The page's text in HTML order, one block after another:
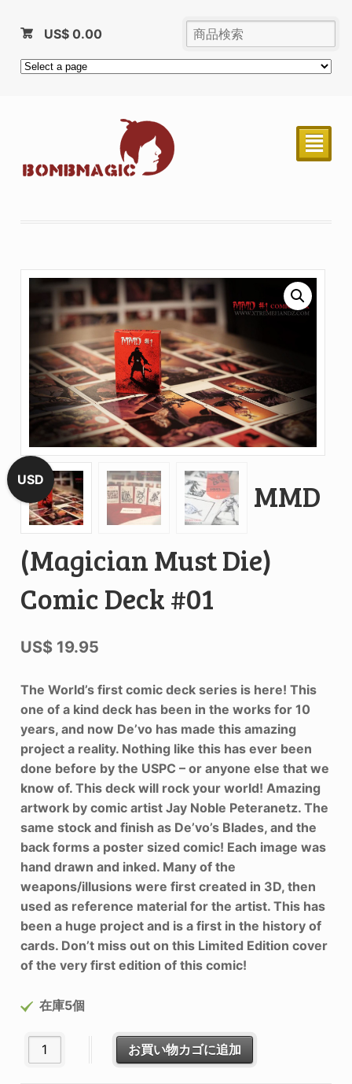
US$0.00
²
MMD
(Magician Must Die)
Comic Deck #01
US$19.95
The World’s first comic deck series is here! This
one of a kind deck has been in the works for 10
years, and now De’vo has made this amazing
project a reality. Nothing like this has ever been
done before by the USPC – or anyone else that we
know of. This deck will rock your world! Amazing
artwork by comic artist Jay Noble Peteranetz. The
same stock and finish as De’vo’s Blades, and the
back forms a poster sized comic! Each image was
hand drawn and inked. Many of the
weapons/illusions were first created in 3D, then
used as reference material for the artist. This has
been a huge project and is a first in the history of
cards. Don’t miss out on this Limited Edition cover
of the very first edition of this comic!
在庫5個
MMD (Magician Must Die) Comic Deck #01個
お買い物カゴに追加
USD